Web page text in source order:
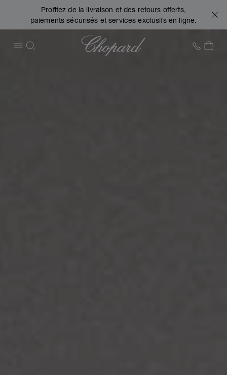
Profitez de la livraison et des retours offerts,
paiements sécurisés et services exclusifs en ligne.
OUVRIR LE MENU
RECHERCHER
Chopard +41